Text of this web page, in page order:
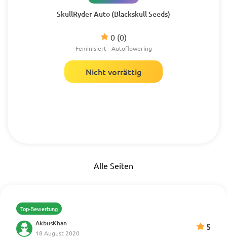
SkullRyder Auto (Blackskull Seeds)
0 (0)
Feminisiert Autoflowering
Nicht vorrättig
Alle Seiten
Top-Bewertung
AkbusKhan
18 August 2020
5